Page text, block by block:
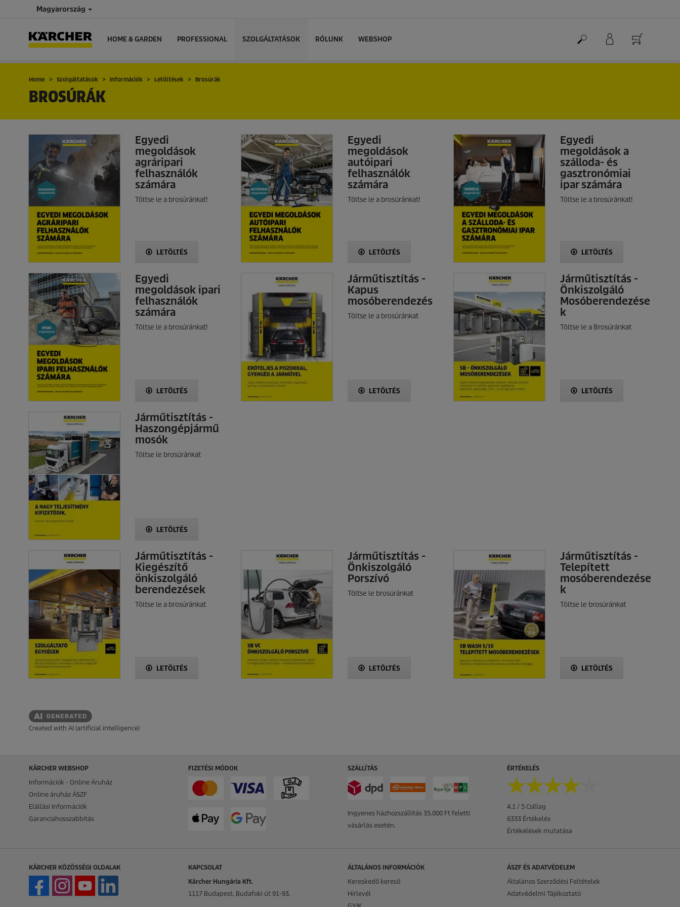
Magyarország
HOME & GARDEN PROFESSIONAL SZOLGÁLTATÁSOK RÓLUNK WEBSHOP
Home Szolgáltatások Információk Letöltések Brosúrák
BROSÚRÁK
Egyedi
megoldások
agráripari
felhasználók
számára
Töltse le a brosúránkat!
LETÖLTÉS
Egyedi
megoldások
autóipari
felhasználók
számára
Töltse le a brosúránkat!
LETÖLTÉS
Egyedi
megoldások a
szálloda- és
gasztronómiai
ipar számára
Töltse le a brosúránkat!
LETÖLTÉS
Egyedi
megoldások ipari
felhasználók
számára
Töltse le a brosúránkat!
LETÖLTÉS
Járműtisztítás -
Kapus
mosóberendezés
Töltse le a brosúránkat
LETÖLTÉS
Járműtisztítás -
Önkiszolgáló
Mosóberendezése
k
Töltse le a Brosúránkat
LETÖLTÉS
Járműtisztítás -
Haszongépjármű
mosók
Töltse le brosúránkat
LETÖLTÉS
Járműtisztítás -
Kiegészítő
önkiszolgáló
berendezések
Töltse le a brosúránkat
LETÖLTÉS
Járműtisztítás -
Önkiszolgáló
Porszívó
Töltse le brosúránkat
LETÖLTÉS
Járműtisztítás -
Telepített
mosóberendezése
k
Töltse le brosúránkat
LETÖLTÉS
Created with AI (artificial intelligence)
KÄRCHER WEBSHOP
Információk - Online Áruház
Online áruház ÁSZF
Elállási Információk
Garanciahosszabbítás
FIZETÉSI MÓDOK SZÁLLÍTÁS
Ingyenes házhozszállítás 35.000 Ft feletti
vásárlás esetén.
ÉRTÉKELÉS
★★★★★
★★★★★
4.1 / 5 Csillag
6333 Értékelés
Értékelések mutatása
KÄRCHER KÖZÖSSÉGI OLDALAK
KAPCSOLAT
Kärcher Hungária Kft.
1117 Budapest, Budafoki út 91-93.
ÁLTALÁNOS INFORMÁCIÓK
Kereskedő kereső
Hírlevél
ÁSZF ÉS ADATVÉDELEM
Általános Szerződési Feltételek
Adatvédelmi Tájékoztató